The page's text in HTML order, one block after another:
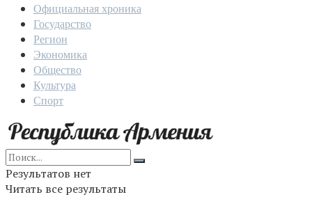
Официальная хроника
Государство
Регион
Экономика
Общество
Культура
Спорт
Результатов нет
Читать все результаты